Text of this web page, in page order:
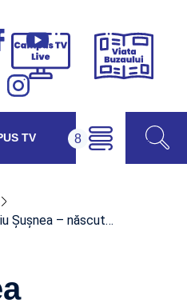
Campus
Viața
TV
Șușnea – născut…